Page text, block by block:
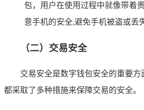
包，用户在使用过程中就像带着
意手机的安全,避免手机被盗或丢
（二）交易安全
交易安全是数字钱包安全的重要方
都采取了多种措施来保障交易的安全。